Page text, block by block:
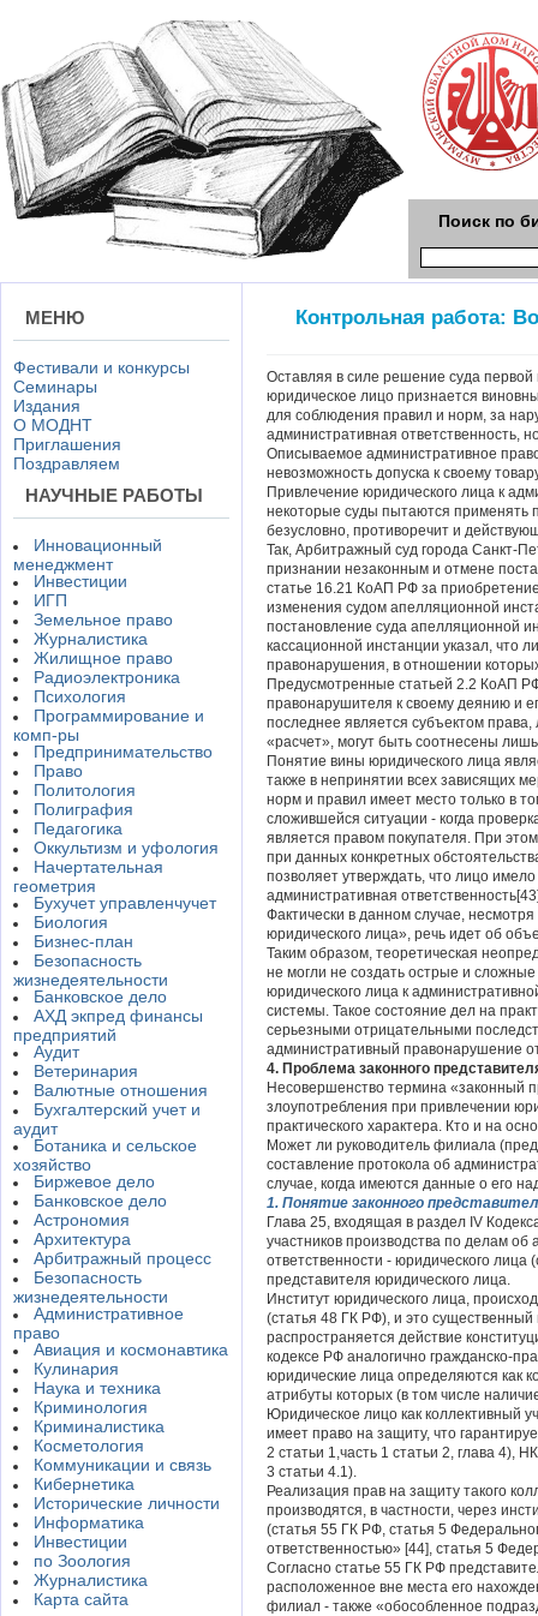
Поиск по
МЕНЮ
Фестивали и конкурсы
Семинары
Издания
О МОДНТ
Приглашения
Поздравляем
НАУЧНЫЕ РАБОТЫ
Инновационный
менеджмент
Инвестиции
ИГП
Земельное право
Журналистика
Жилищное право
Радиоэлектроника
Психология
Программирование и
комп-ры
Предпринимательство
Право
Политология
Полиграфия
Педагогика
Оккультизм и уфология
Начертательная
геометрия
Бухучет управленчучет
Биология
Бизнес-план
Безопасность
жизнедеятельности
Банковское дело
АХД экпред финансы
предприятий
Аудит
Ветеринария
Валютные отношения
Бухгалтерский учет и
аудит
Ботаника и сельское
хозяйство
Биржевое дело
Банковское дело
Астрономия
Архитектура
Арбитражный процесс
Безопасность
жизнедеятельности
Административное
право
Авиация и космонавтика
Кулинария
Наука и техника
Криминология
Криминалистика
Косметология
Коммуникации и связь
Кибернетика
Исторические личности
Информатика
Инвестиции
по Зоология
Журналистика
Карта сайта
Контрольная работа:
Оставляя в силе решение суда первой
юридическое лицо признается
для соблюдения правил и норм, за
административная
Описываемое административное
невозможность допуска к своему
Привлечение юридического лица к
некоторые суды пытаются применять
безусловно, противоречит и
Так, Арбитражный суд города Санкт-
признании незаконным и отмене
статье 16.21 КоАП РФ за
изменения судом апелляционной
постановление суда апелляционной
кассационной инстанции указал, что
правонарушения, в отношении
Предусмотренные статьей 2.2 КоАП
правонарушителя к своему деянию и
последнее является субъектом
«расчет», могут быть соотнесены
Понятие вины юридического лица
также в непринятии всех зависящих
норм и правил имеет место только в
сложившейся ситуации - когда
является правом покупателя. При
при данных конкретных
позволяет утверждать, что лицо
административная
Фактически в данном случае,
юридического лица», речь идет об
Таким образом, теоретическая
не могли не создать острые и
юридического лица к
системы. Такое состояние дел на
серьезными отрицательными
административный правонарушение
4. Проблема законного
Несовершенство термина «законный
злоупотребления при привлечении
практического характера. Кто и на
Может ли руководитель филиала
составление протокола об
случае, когда имеются данные о его
1. Понятие законного
Глава 25, входящая в раздел IV
участников производства по делам
ответственности - юридического
представителя юридического лица.
Институт юридического лица,
(статья 48 ГК РФ), и это
распространяется действие
кодексе РФ аналогично гражданско-
юридические лица определяются как
атрибуты которых (в том числе
Юридическое лицо как коллективный
имеет право на защиту, что
2 статьи 1,часть 1 статьи 2, глава 4),
3 статьи 4.1).
Реализация прав на защиту такого
производятся, в частности, через
(статья 55 ГК РФ, статья 5
ответственностью» [44], статья 5
Согласно статье 55 ГК РФ
расположенное вне места его
филиал - также «обособленное